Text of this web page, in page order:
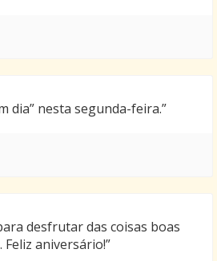
dia” nesta segunda-feira.”
desfrutar das coisas boas
aniversário!”